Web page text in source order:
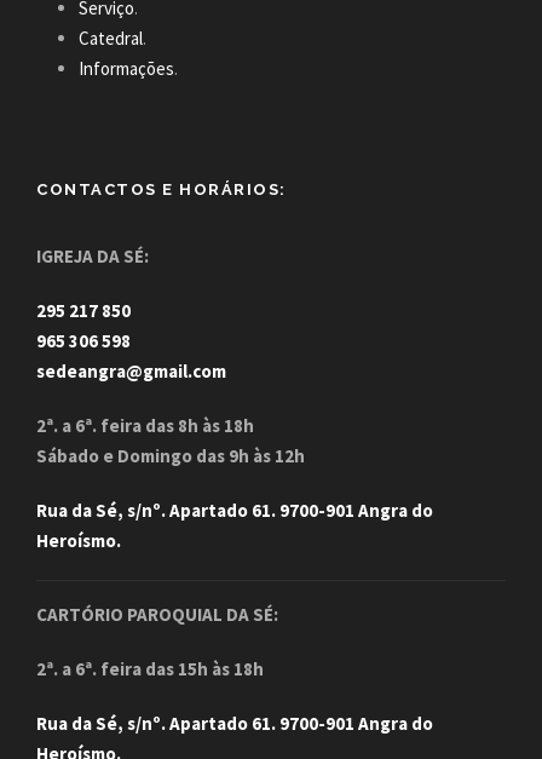
Serviço.
Catedral.
Informações.
CONTACTOS E HORÁRIOS:
IGREJA DA SÉ:
295 217 850
965 306 598
sedeangra@gmail.com
2ª. a 6ª. feira das 8h às 18h
Sábado e Domingo das 9h às 12h
Rua da Sé, s/nº. Apartado 61. 9700-901 Angra do
Heroísmo.
CARTÓRIO PAROQUIAL DA SÉ:
2ª. a 6ª. feira das 15h às 18h
Rua da Sé, s/nº. Apartado 61. 9700-901 Angra do
Heroísmo.